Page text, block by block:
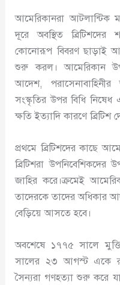
আমেরিকানরা আটলান্টিক
দূরে অবস্থিত ব্রিটিশদের
কোনোরূপ বিবরণ ছাড়াই
শুরু করল। আমেরিকান
আদেশ,
সংস্কৃতির উপর বিধি নিষেধ
ক্ষতি ইত্যাদি কারণে
প্রথমে ব্রিটিশদের কাছে
ব্রিটিশরা উপনিবেশিকদের
জাহির করে।ক্রমেই
তাদেরকে তাদের অধিকার
বেড়িয়ে আসতে হবে।
অবশেষে ১৭৭৫ সালে
সালের ২৩ আগস্ট একে
সৈন্যরা গণহত্যা শুরু করে